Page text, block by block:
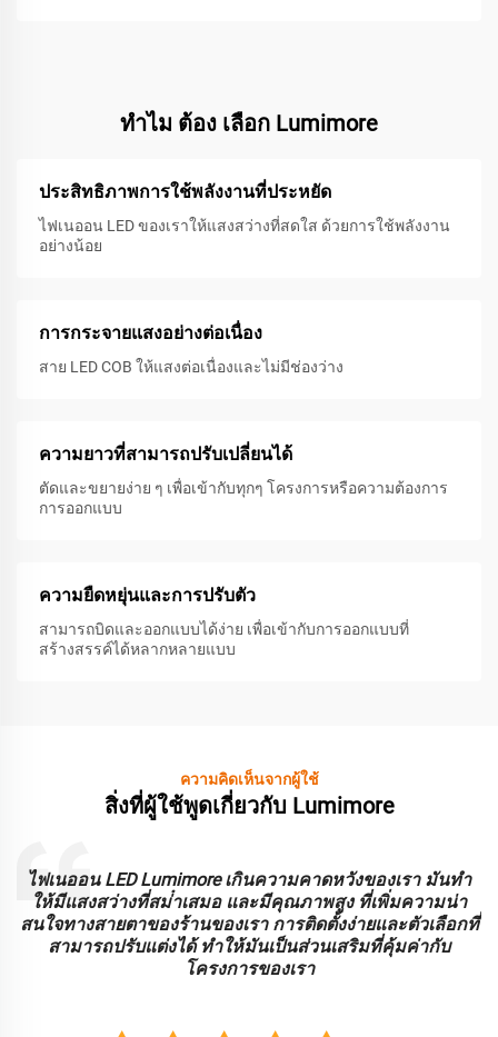
ทําไม ต้อง เลือก Lumimore
ประสิทธิภาพการใช้พลังงานที่ประหยัด
ไฟเนออน LED ของเราให้แสงสว่างที่สดใส ด้วยการใช้พลังงาน
อย่างน้อย
การกระจายแสงอย่างต่อเนื่อง
สาย LED COB ให้แสงต่อเนื่องและไม่มีช่องว่าง
ความยาวที่สามารถปรับเปลี่ยนได้
ตัดและขยายง่าย ๆ เพื่อเข้ากับทุกๆ โครงการหรือความต้องการ
การออกแบบ
ความยืดหยุ่นและการปรับตัว
สามารถบิดและออกแบบได้ง่าย เพื่อเข้ากับการออกแบบที่
สร้างสรรค์ได้หลากหลายแบบ
ความคิดเห็นจากผู้ใช้
สิ่งที่ผู้ใช้พูดเกี่ยวกับ Lumimore
ไฟเนออน LED Lumimore เกินความคาดหวังของเรา มันทํา
ให้มีแสงสว่างที่สม่ําเสมอ และมีคุณภาพสูง ที่เพิ่มความน่า
สนใจทางสายตาของร้านของเรา การติดตั้งง่ายและตัวเลือกที่
สามารถปรับแต่งได้ ทําให้มันเป็นส่วนเสริมที่คุ้มค่ากับ
โครงการของเรา